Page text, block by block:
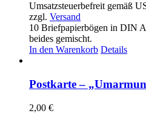
Umsatzsteuerbefreit gemäß
zzgl. Versand
10 Briefpapierbögen in DIN
beides gemischt.
In den Warenkorb Details
Postkarte –
2,00 €